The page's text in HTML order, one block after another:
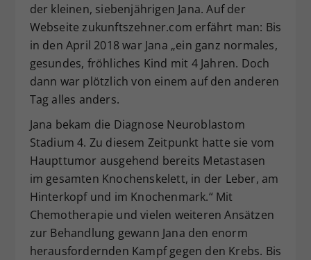
der kleinen, siebenjährigen Jana. Auf der
Webseite zukunftszehner.com erfährt man: Bis
in den April 2018 war Jana „ein ganz normales,
gesundes, fröhliches Kind mit 4 Jahren. Doch
dann war plötzlich von einem auf den anderen
Tag alles anders.
Jana bekam die Diagnose Neuroblastom
Stadium 4. Zu diesem Zeitpunkt hatte sie vom
Haupttumor ausgehend bereits Metastasen
im gesamten Knochenskelett, in der Leber, am
Hinterkopf und im Knochenmark.“ Mit
Chemotherapie und vielen weiteren Ansätzen
zur Behandlung gewann Jana den enorm
herausfordernden Kampf gegen den Krebs. Bis
Zweck
Dieser Wert speichert Ihre Consent-
Einstellungen. Unter anderem eine
zufällig generierte ID, für die
historische Speicherung Ihrer
vorgenommen Einstellungen, falls der
Webseiten-Betreiber dies eingestellt